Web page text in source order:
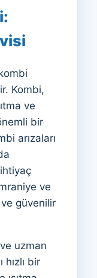
Kombi,
ve
bir
arızaları
ve
güvenilir
uzman
bir